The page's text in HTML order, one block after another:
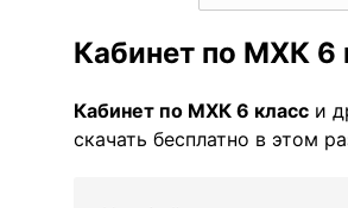
Кабинет по МХК 6
Кабинет по МХК 6 класс и
скачать бесплатно в этом